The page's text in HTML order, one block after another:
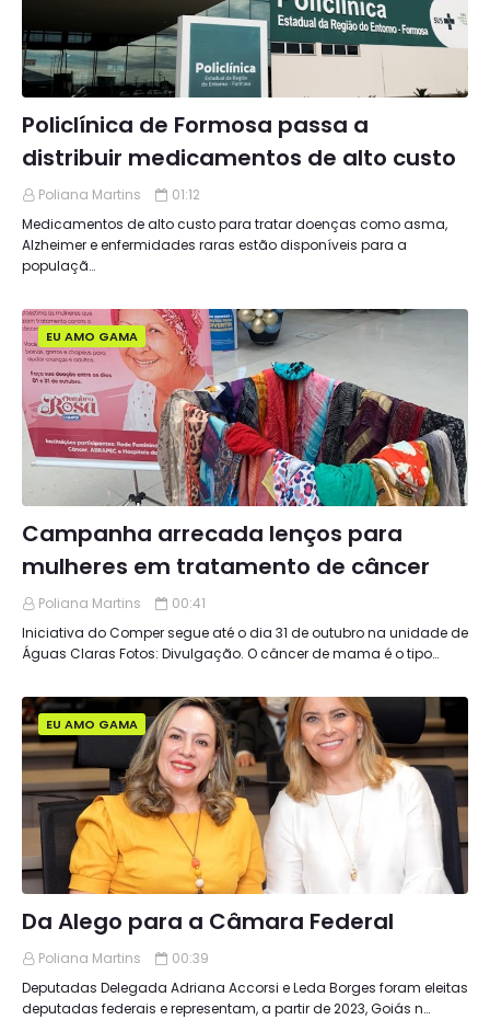
Policlínica de Formosa passa a
distribuir medicamentos de alto custo
Poliana Martins
01:12
Medicamentos de alto custo para tratar doenças como asma,
Alzheimer e enfermidades raras estão disponíveis para a
populaçã…
EU AMO GAMA
Campanha arrecada lenços para
mulheres em tratamento de câncer
Poliana Martins
00:41
Iniciativa do Comper segue até o dia 31 de outubro na unidade de
Águas Claras Fotos: Divulgação. O câncer de mama é o tipo…
EU AMO GAMA
Da Alego para a Câmara Federal
Poliana Martins
00:39
Deputadas Delegada Adriana Accorsi e Leda Borges foram eleitas
deputadas federais e representam, a partir de 2023, Goiás n…